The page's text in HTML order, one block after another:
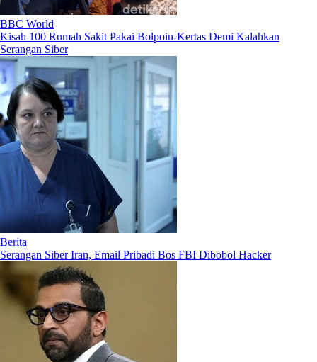
BBC World
Kisah 100 Rumah Sakit Pakai Bolpoin-Kertas Demi Kalahkan
Serangan Siber
Berita
Serangan Siber Iran, Email Pribadi Bos FBI Dibobol Hacker